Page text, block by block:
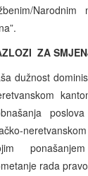
Narodnim
ZA
dužnost
rada